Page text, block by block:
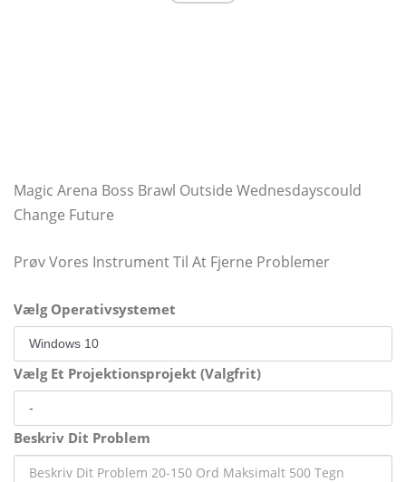
Magic Arena Boss Brawl Outside Wednesdayscould
Change Future
Prøv Vores Instrument Til At Fjerne Problemer
Vælg Operativsystemet
Vælg Et Projektionsprojekt (Valgfrit)
Beskriv Dit Problem